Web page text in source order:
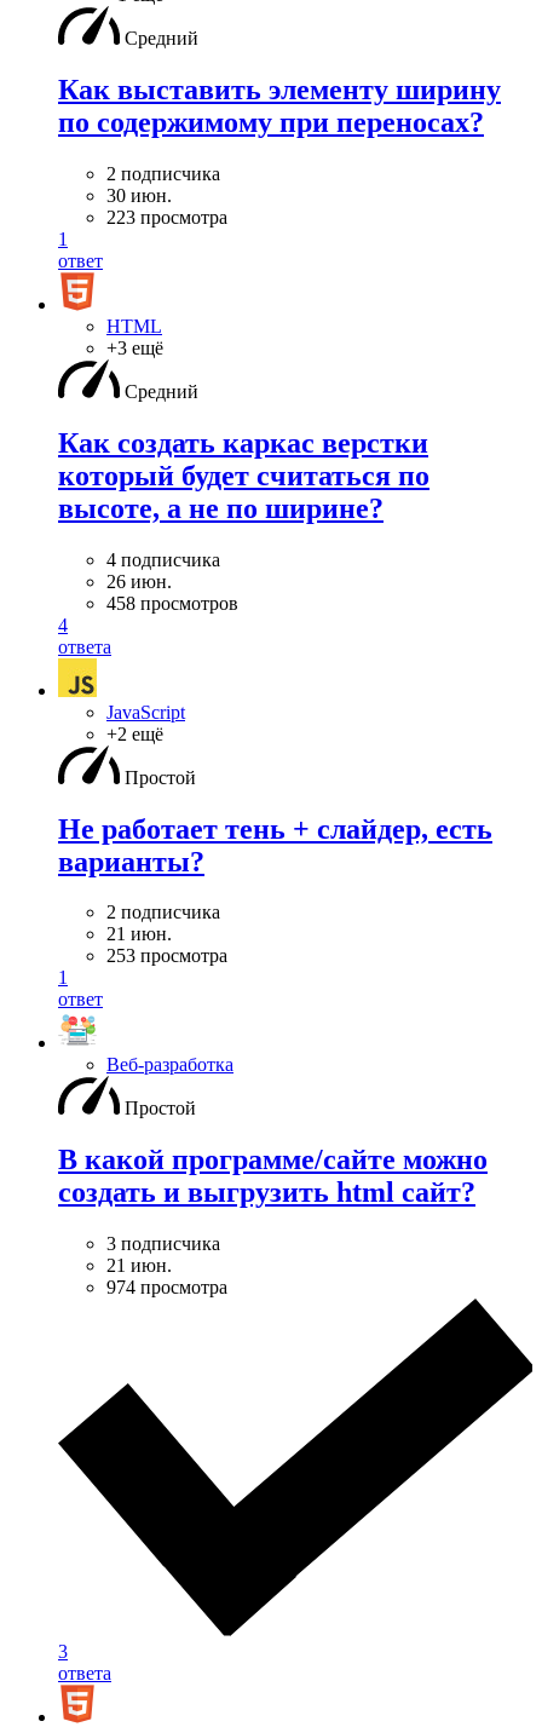
Средний
Как выставить элементу ширину
по содержимому при переносах?
2 подписчика
30 июн.
223 просмотра
1
ответ
HTML
+3 ещё
Средний
Как создать каркас верстки
который будет считаться по
высоте, а не по ширине?
4 подписчика
26 июн.
458 просмотров
4
ответа
JavaScript
+2 ещё
Простой
Не работает тень + слайдер, есть
варианты?
2 подписчика
21 июн.
253 просмотра
1
ответ
Веб-разработка
Простой
В какой программе/сайте можно
создать и выгрузить html сайт?
3 подписчика
21 июн.
974 просмотра
3
ответа